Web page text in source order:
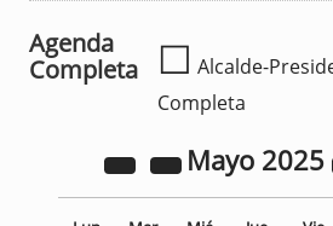
Agenda
Completa
☐ Alcalde-
Completa
Mayo 2025